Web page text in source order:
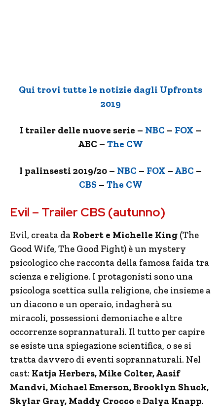
Qui trovi tutte le notizie dagli Upfronts
2019
I trailer delle nuove serie – NBC – FOX –
ABC – The CW
I palinsesti 2019/20 – NBC – FOX – ABC –
CBS – The CW
Evil – Trailer CBS (autunno)
Evil, creata da Robert e Michelle King (The
Good Wife, The Good Fight) è un mystery
psicologico che racconta della famosa faida tra
scienza e religione. I protagonisti sono una
psicologa scettica sulla religione, che insieme a
un diacono e un operaio, indagherà su
miracoli, possessioni demoniache e altre
occorrenze soprannaturali. Il tutto per capire
se esiste una spiegazione scientifica, o se si
tratta davvero di eventi soprannaturali. Nel
cast: Katja Herbers, Mike Colter, Aasif
Mandvi, Michael Emerson, Brooklyn Shuck,
Skylar Gray, Maddy Crocco eDalya Knapp.